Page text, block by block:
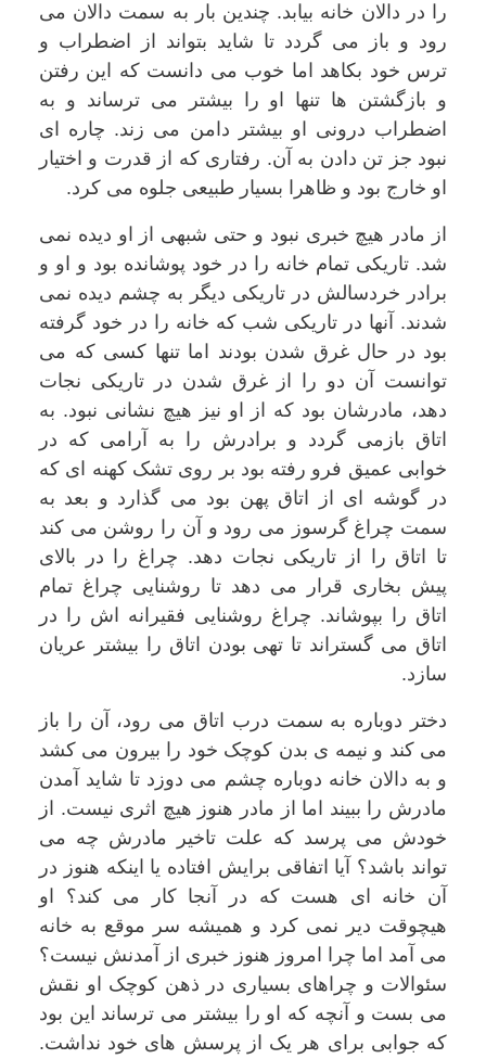
را در دالان خانه بیابد. چندین بار به سمت دالان می
رود و باز می گردد تا شاید بتواند از اضطراب و
ترس خود بکاهد اما خوب می دانست که این رفتن
و بازگشتن ها تنها او را بیشتر می ترساند و به
اضطراب درونی او بیشتر دامن می زند. چاره ای
نبود جز تن دادن به آن. رفتاری که از قدرت و اختیار
او خارج بود و ظاهرا بسیار طبیعی جلوه می کرد.
از مادر هیچ خبری نبود و حتی شبهی از او دیده نمی
شد. تاریکی تمام خانه را در خود پوشانده بود و او و
برادر خردسالش در تاریکی دیگر به چشم دیده نمی
شدند. آنها در تاریکی شب که خانه را در خود گرفته
بود در حال غرق شدن بودند اما تنها کسی که می
توانست آن دو را از غرق شدن در تاریکی نجات
دهد، مادرشان بود که از او نیز هیچ نشانی نبود. به
اتاق بازمی گردد و برادرش را به آرامی که در
خوابی عمیق فرو رفته بود بر روی تشک کهنه ای که
در گوشه ای از اتاق پهن بود می گذارد و بعد به
سمت چراغ گرسوز می رود و آن را روشن می کند
تا اتاق را از تاریکی نجات دهد. چراغ را در بالای
پیش بخاری قرار می دهد تا روشنایی چراغ تمام
اتاق را بپوشاند. چراغ روشنایی فقیرانه اش را در
اتاق می گستراند تا تهی بودن اتاق را بیشتر عریان
سازد.
دختر دوباره به سمت درب اتاق می رود، آن را باز
می کند و نیمه ی بدن کوچک خود را بیرون می کشد
و به دالان خانه دوباره چشم می دوزد تا شاید آمدن
مادرش را ببیند اما از مادر هنوز هیچ اثری نیست. از
خودش می پرسد که علت تاخیر مادرش چه می
تواند باشد؟ آیا اتفاقی برایش افتاده یا اینکه هنوز در
آن خانه ای هست که در آنجا کار می کند؟ او
هیچوقت دیر نمی کرد و همیشه سر موقع به خانه
می آمد اما چرا امروز هنوز خبری از آمدنش نیست؟
سئوالات و چراهای بسیاری در ذهن کوچک او نقش
می بست و آنچه که او را بیشتر می ترساند این بود
که جوابی برای هر یک از پرسش های خود نداشت.